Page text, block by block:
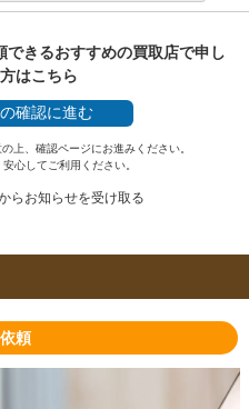
きるおすすめの買取店で申し
はこちら
確認に進む
上、確認ページにお進みください。
心してご利用ください。
らお知らせを受け取る
頼